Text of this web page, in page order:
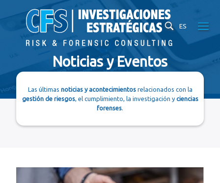
ES
Noticias y Eventos
Las últimas noticias y acontecimientosrelacionados con la
gestión de riesgos, el cumplimiento, la investigación yciencias
forenses.